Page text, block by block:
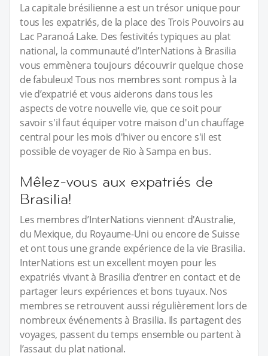
La capitale brésilienne a est un trésor unique pour
tous les expatriés, de la place des Trois Pouvoirs au
Lac Paranoá Lake. Des festivités typiques au plat
national, la communauté d’InterNations à Brasilia
vous emmènera toujours découvrir quelque chose
de fabuleux! Tous nos membres sont rompus à la
vie d’expatrié et vous aiderons dans tous les
aspects de votre nouvelle vie, que ce soit pour
savoir s'il faut équiper votre maison d'un chauffage
central pour les mois d'hiver ou encore s'il est
possible de voyager de Rio à Sampa en bus.
Mêlez-vous aux expatriés de
Brasilia!
Les membres d’InterNations viennent d'Australie,
du Mexique, du Royaume-Uni ou encore de Suisse
et ont tous une grande expérience de la vie Brasilia.
InterNations est un excellent moyen pour les
expatriés vivant à Brasilia d’entrer en contact et de
partager leurs expériences et bons tuyaux. Nos
membres se retrouvent aussi régulièrement lors de
nombreux événements à Brasilia. Ils partagent des
voyages, passent du temps ensemble ou partent à
l’assaut du plat national.